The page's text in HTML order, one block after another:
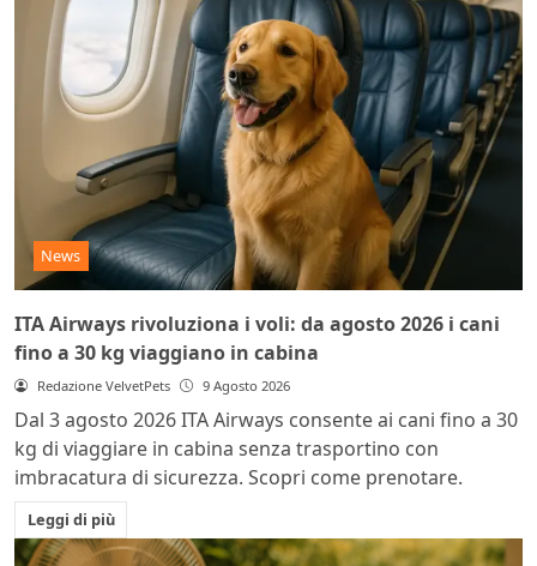
News
ITA Airways rivoluziona i voli: da agosto 2026 i cani
fino a 30 kg viaggiano in cabina
Redazione VelvetPets 9 Agosto 2026
Dal 3 agosto 2026 ITA Airways consente ai cani fino a 30
kg di viaggiare in cabina senza trasportino con
imbracatura di sicurezza. Scopri come prenotare.
Leggi di più